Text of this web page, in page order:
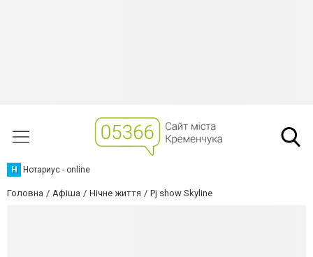
Н Нотариус - online
Головна Афіша Нічне життя Pj show Skyline